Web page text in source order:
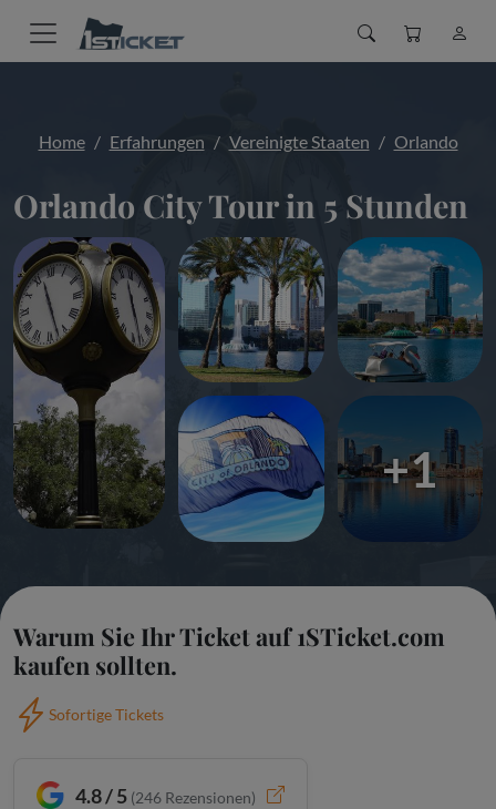
Home Erfahrungen Vereinigte Staaten Orlando
Orlando City Tour in 5 Stunden
+1
Warum Sie Ihr Ticket auf 1STicket.com
kaufen sollten.
Sofortige Tickets
4.8 / 5 (246 Rezensionen)